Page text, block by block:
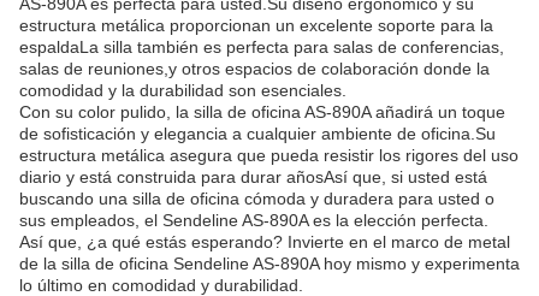
estructura metálica proporcionan un excelente soporte para la
espaldaLa silla también es perfecta para salas de conferencias,
salas de reuniones,y otros espacios de colaboración donde la
comodidad y la durabilidad son esenciales.
Con su color pulido, la silla de oficina AS-890A añadirá un toque
de sofisticación y elegancia a cualquier ambiente de oficina.Su
estructura metálica asegura que pueda resistir los rigores del uso
diario y está construida para durar añosAsí que, si usted está
buscando una silla de oficina cómoda y duradera para usted o
sus empleados, el Sendeline AS-890A es la elección perfecta.
Así que, ¿a qué estás esperando? Invierte en el marco de metal
de la silla de oficina Sendeline AS-890A hoy mismo y experimenta
lo último en comodidad y durabilidad.